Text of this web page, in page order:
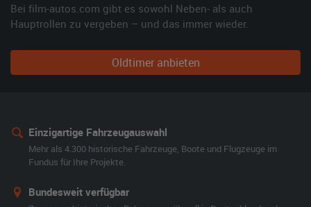
Bei film-autos.com gibt es sowohl Neben- als auch
Hauptrollen zu vergeben – und das immer wieder.
Oldtimer anbieten
Einzigartige Fahrzeugauswahl
Mehr als 4.300 historische Fahrzeuge, Boote und Flugzeuge im
Fundus für Ihre Projekte.
Bundesweit verfügbar